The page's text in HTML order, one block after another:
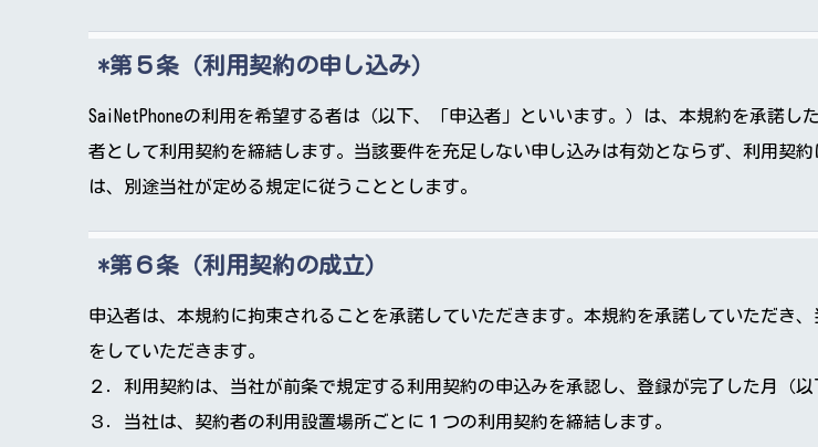
第５条（利用契約の申し込み）
SaiNetPhoneの利用を希望する者は（以下、「申込者」といいます。）は、本規約を承諾
者として利用契約を締結します。当該要件を充足しない申し込みは有効とならず、利用契
は、別途当社が定める規定に従うこととします。
第６条（利用契約の成立）
申込者は、本規約に拘束されることを承諾していただきます。本規約を承諾していただき
をしていただきます。
２．利用契約は、当社が前条で規定する利用契約の申込みを承認し、登録が完了した月（
３．当社は、契約者の利用設置場所ごとに１つの利用契約を締結します。